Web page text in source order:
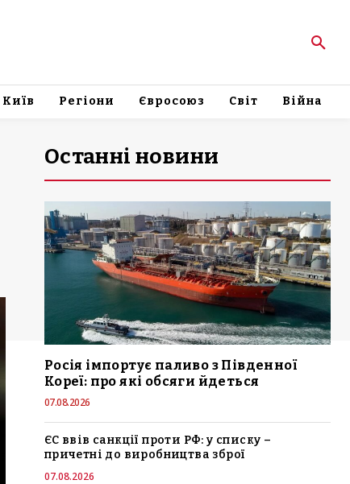
Київ Регіони Євросоюз Світ Війна
Останні новини
Росія імпортує паливо з Південної
Кореї: про які обсяги йдеться
07.08.2026
ЄС ввів санкції проти РФ: у списку –
причетні до виробництва зброї
07.08.2026